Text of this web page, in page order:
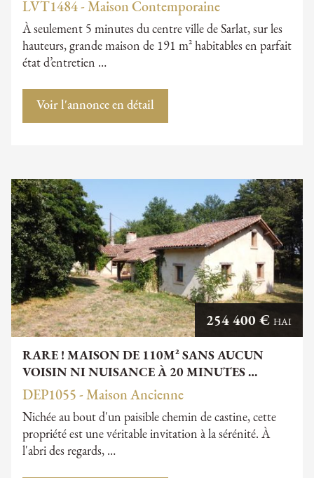
LVT1484 - Maison Contemporaine
À seulement 5 minutes du centre ville de Sarlat, sur les
hauteurs, grande maison de 191 m² habitables en parfait
état d’entretien …
Voir l'annonce en détail
RARE ! MAISON DE 110M² SANS AUCUN
VOISIN NI NUISANCE À 20 MINUTES …
254 400 € HAI
DEP1055 - Maison Ancienne
Nichée au bout d'un paisible chemin de castine, cette
propriété est une véritable invitation à la sérénité. À
l'abri des regards, …